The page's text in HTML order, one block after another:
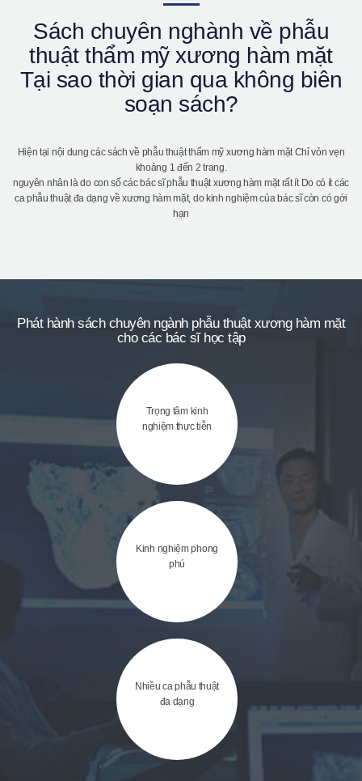
Phẫu thuật an toàn
Online Consultation
Sách chuyên nghành về phẫu
thuật thẩm mỹ xương hàm mặt
Tại sao thời gian qua không biên
soạn sách?
Hiện tại nội dung các sách về phẫu thuật thẩm mỹ xương hàm mặt Chỉ vỏn vẹn
khoảng 1 đến 2 trang.
nguyên nhân là do con số các bác sĩ phẫu thuật xương hàm mặt rất ít Do có ít các
ca phẫu thuật đa dạng về xương hàm mặt, do kinh nghiệm của bác sĩ còn có gới
hạn
Phát hành sách chuyên ngành phẫu thuật xương hàm mặt
cho các bác sĩ học tập
Trọng tâm kinh
nghiệm thực tiễn
Kinh nghiệm phong
phú
Nhiều ca phẫu thuật
đa dạng